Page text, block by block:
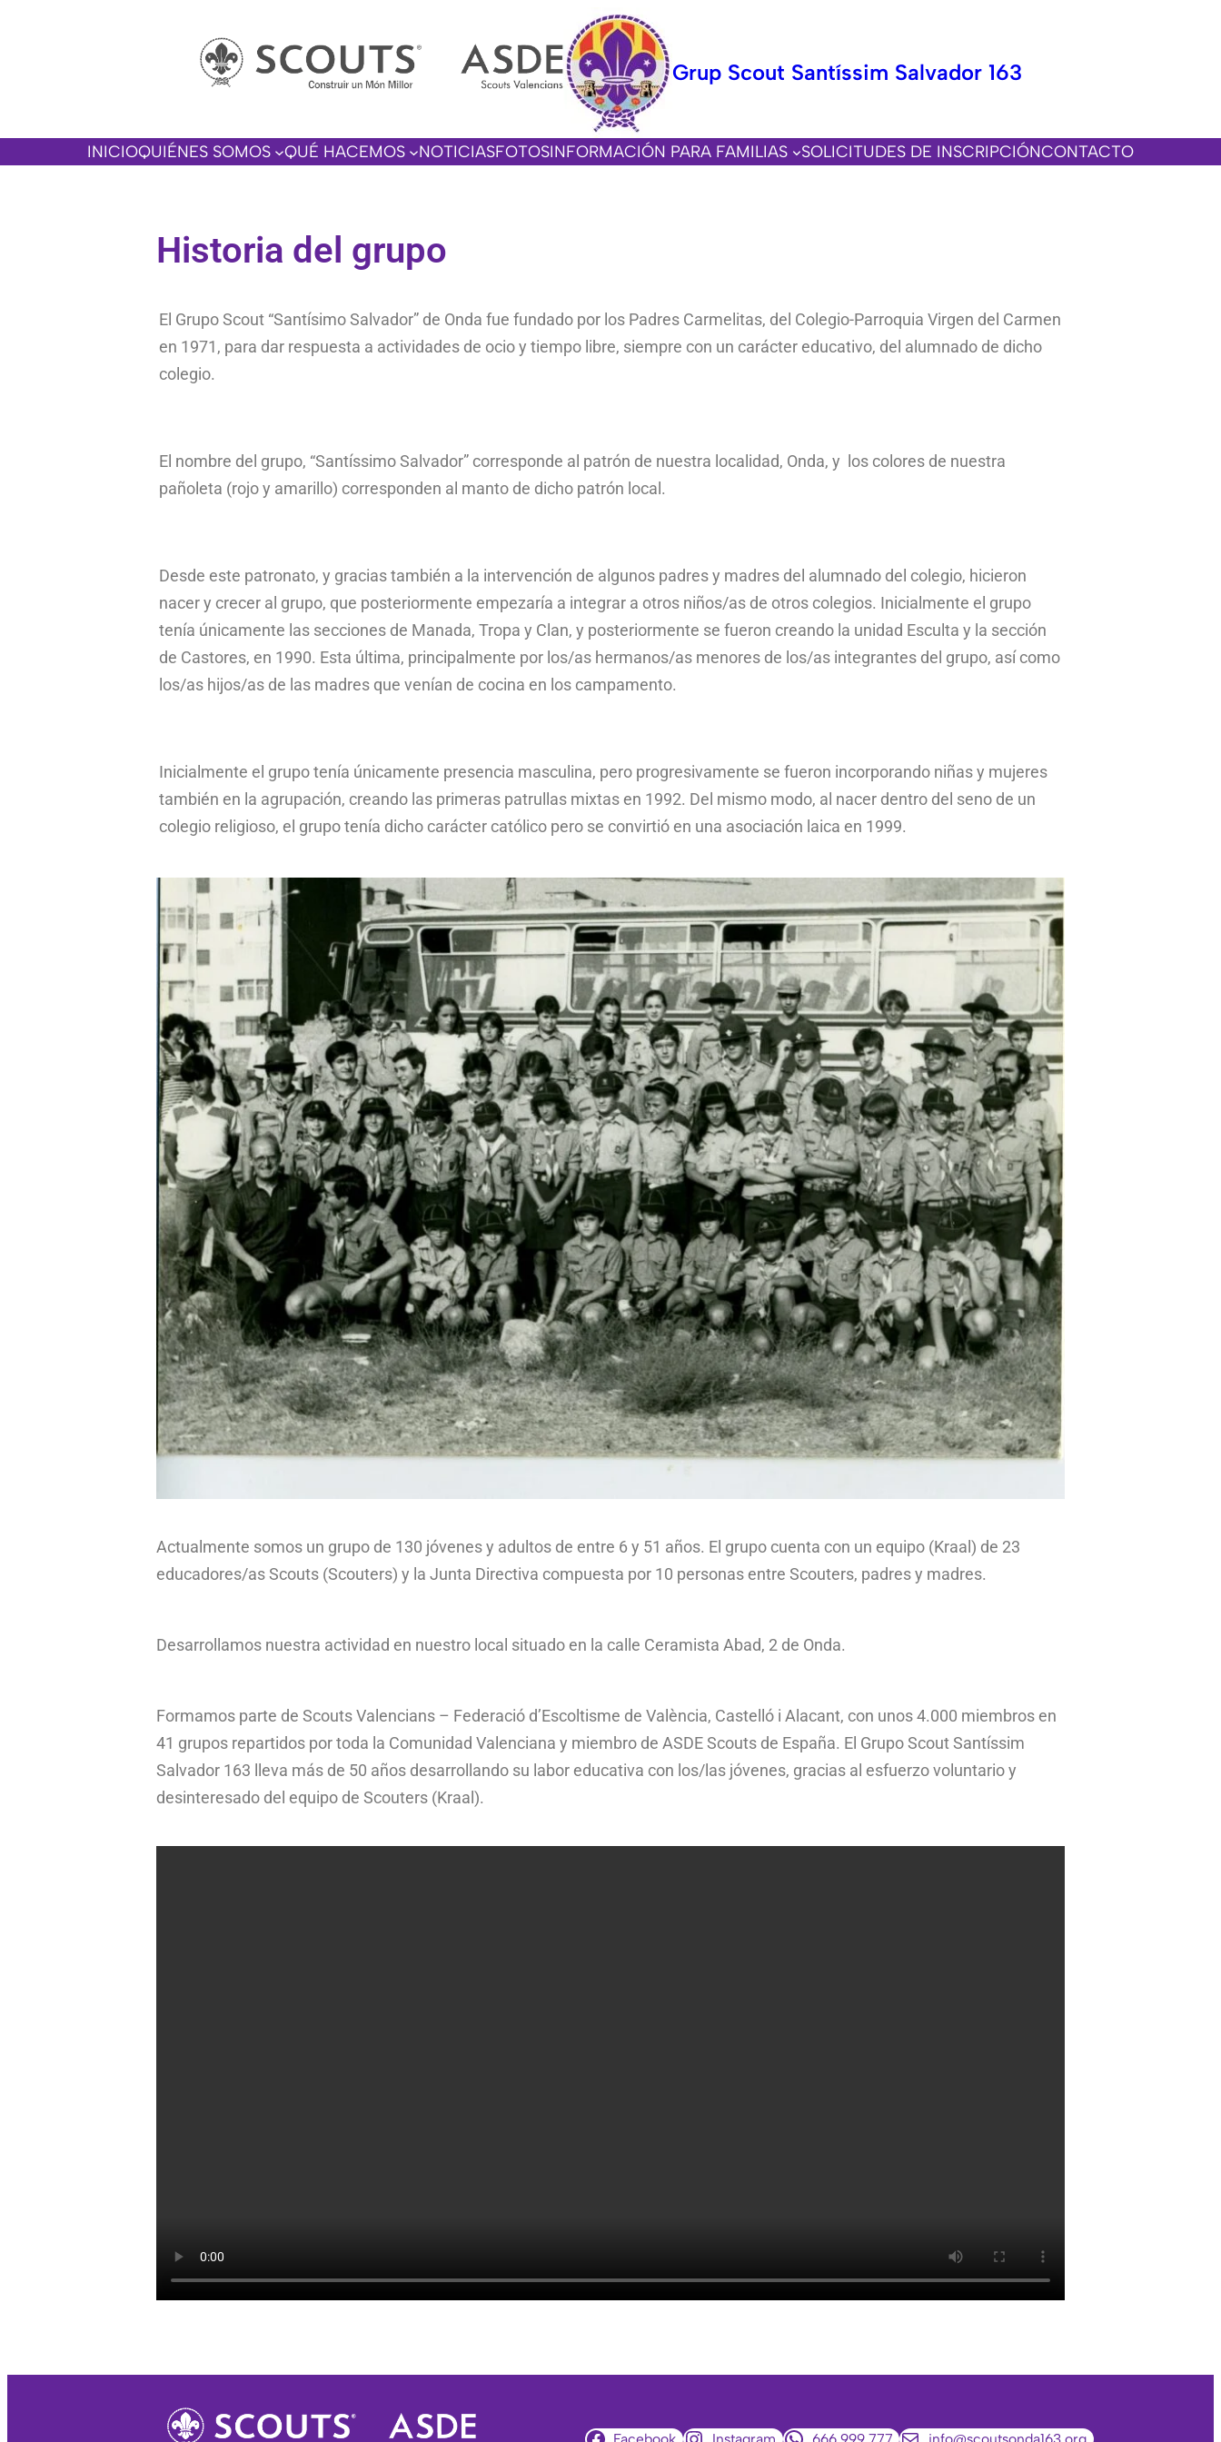
Grup Scout Santíssim Salvador 163
INICIOQUIÉNES SOMOS QUÉ HACEMOS NOTICIASFOTOSINFORMACIÓN PARA FAMILIAS SOLICITUDES DE INSCRIPCIÓNCONTACTO
Historia del grupo
El Grupo Scout “Santísimo Salvador” de Onda fue fundado por los Padres Carmelitas, del Colegio-Parroquia Virgen del Carmen
en 1971, para dar respuesta a actividades de ocio y tiempo libre, siempre con un carácter educativo, del alumnado de dicho
colegio.
El nombre del grupo, “Santíssimo Salvador” corresponde al patrón de nuestra localidad, Onda, y los colores de nuestra
pañoleta (rojo y amarillo) corresponden al manto de dicho patrón local.
Desde este patronato, y gracias también a la intervención de algunos padres y madres del alumnado del colegio, hicieron
nacer y crecer al grupo, que posteriormente empezaría a integrar a otros niños/as de otros colegios. Inicialmente el grupo
tenía únicamente las secciones de Manada, Tropa y Clan, y posteriormente se fueron creando la unidad Esculta y la sección
de Castores, en 1990. Esta última, principalmente por los/as hermanos/as menores de los/as integrantes del grupo, así como
los/as hijos/as de las madres que venían de cocina en los campamento.
Inicialmente el grupo tenía únicamente presencia masculina, pero progresivamente se fueron incorporando niñas y mujeres
también en la agrupación, creando las primeras patrullas mixtas en 1992. Del mismo modo, al nacer dentro del seno de un
colegio religioso, el grupo tenía dicho carácter católico pero se convirtió en una asociación laica en 1999.
Actualmente somos un grupo de 130 jóvenes y adultos de entre 6 y 51 años. El grupo cuenta con un equipo (Kraal) de 23
educadores/as Scouts (Scouters) y la Junta Directiva compuesta por 10 personas entre Scouters, padres y madres.
Desarrollamos nuestra actividad en nuestro local situado en la calle Ceramista Abad, 2 de Onda.
Formamos parte de Scouts Valencians – Federació d’Escoltisme de València, Castelló i Alacant, con unos 4.000 miembros en
41 grupos repartidos por toda la Comunidad Valenciana y miembro de ASDE Scouts de España. El Grupo Scout Santíssim
Salvador 163 lleva más de 50 años desarrollando su labor educativa con los/las jóvenes, gracias al esfuerzo voluntario y
desinteresado del equipo de Scouters (Kraal).
Facebook Instagram 666 999 777 info@scoutsonda163.org